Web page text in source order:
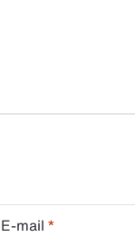
E-mail *